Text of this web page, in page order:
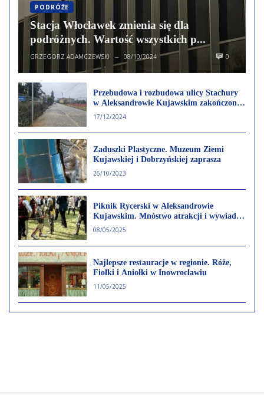
PODRÓŻE
Stacja Włocławek zmienia się dla
podróżnych. Wartość wszystkich p...
GRZEGORZ ADAMCZEWSKI — 08/10/2024 0
Przebudowa i rozbudowa ulicy Stachury
w Aleksandrowie Kujawskim zakończona.
Remont sfinansowano w całości z budżetu
17/12/2024
Zaduszki Plastyczne. Muzeum Ziemi
Kujawskiej i Dobrzyńskiej zaprasza
26/10/2023
Piknik Rycerski w Aleksandrowie
Kujawskim. Mnóstwo atrakcji i wywiad z
Hetmanem Kapituły Rycerstwa
08/05/2025
Najlepsze restauracje w regionie. Róże,
Fiołki i Aniołki w Inowrocławiu
11/05/2025